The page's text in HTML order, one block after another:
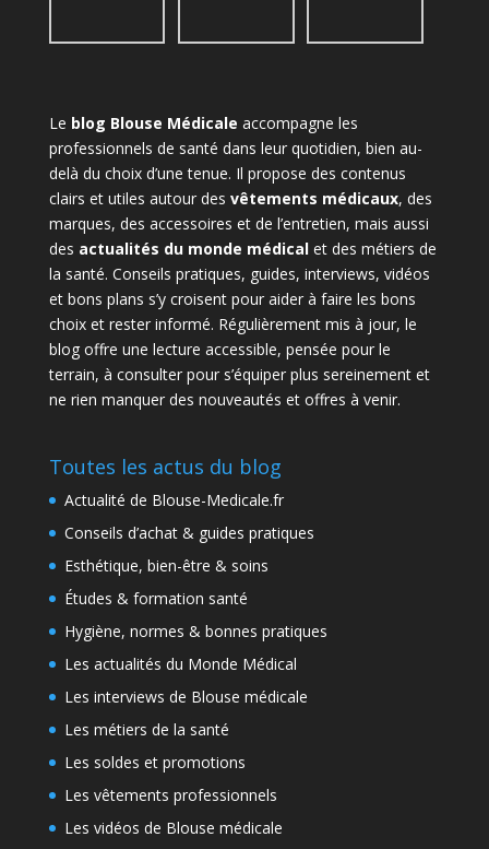
Le blog Blouse Médicale accompagne les
professionnels de santé dans leur quotidien, bien au-
delà du choix d’une tenue. Il propose des contenus
clairs et utiles autour des vêtements médicaux, des
marques, des accessoires et de l’entretien, mais aussi
des actualités du monde médicalet des métiers de
la santé. Conseils pratiques, guides, interviews, vidéos
et bons plans s’y croisent pour aider à faire les bons
choix et rester informé. Régulièrement mis à jour, le
blog offre une lecture accessible, pensée pour le
terrain, à consulter pour s’équiper plus sereinement et
ne rien manquer des nouveautés et offres à venir.
Toutes les actus du blog
Actualité de Blouse-Medicale.fr
Conseils d’achat & guides pratiques
Esthétique, bien-être & soins
Études & formation santé
Hygiène, normes & bonnes pratiques
Les actualités du Monde Médical
Les interviews de Blouse médicale
Les métiers de la santé
Les soldes et promotions
Les vêtements professionnels
Les vidéos de Blouse médicale